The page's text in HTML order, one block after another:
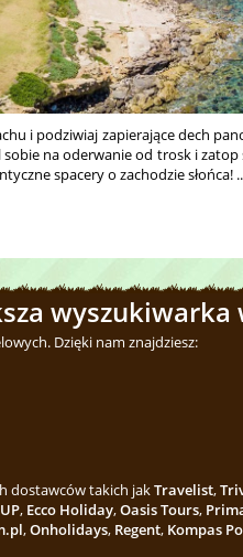
i podziwiaj zapierające dech
na oderwanie od trosk i
spacery o zachodzie słońca!
wyszukiwarka
Dzięki nam znajdziesz:
dostawców takich jakTravelist,
, Ecco Holiday,Oasis Tours,
,Onholidays, Regent, Kompas